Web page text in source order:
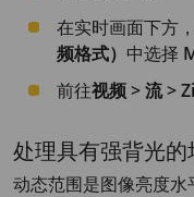
在实时画面下方
频格式） 中选择
前往视频 > 流 >
处理具有强背光的
动态范围是图像亮度